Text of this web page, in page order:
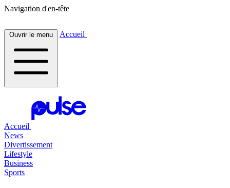
Navigation d'en-tête
Ouvrir le menu Accueil
Accueil
News
Divertissement
Lifestyle
Business
Sports